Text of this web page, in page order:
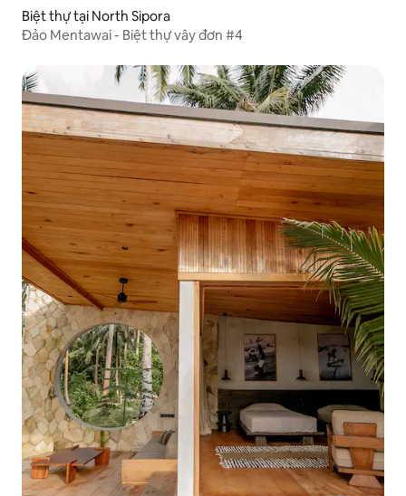
Biệt thự tại North Sipora
Đảo Mentawai - Biệt thự vây đơn #4